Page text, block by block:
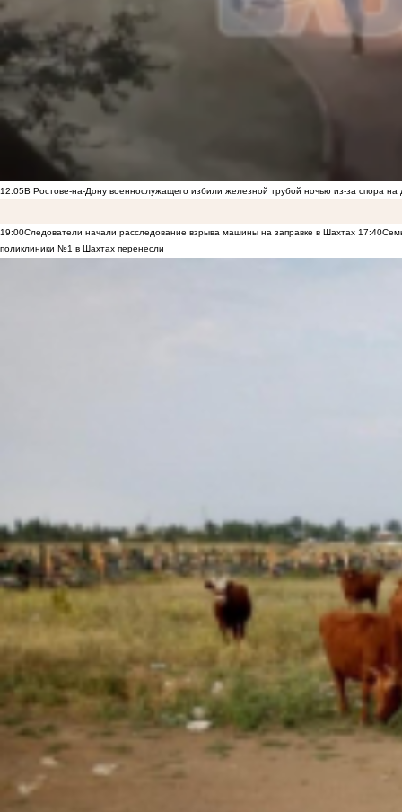
12:05В Ростове-на-Дону военнослужащего избили железной трубой ночью из-за спора на
19:00Следователи начали расследование взрыва машины на заправке в Шахтах 17:40
поликлиники №1 в Шахтах перенесли